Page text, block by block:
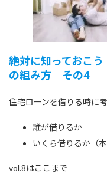
絶対に知っておこ
の組み方 その4
住宅ローンを借りる時に
誰が借りるか
いくら借りるか（
vol.8はここまで